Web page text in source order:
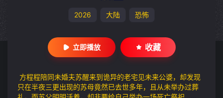
2026 大陆 恐怖
立即播放 收藏
方程程陪同未婚夫苏醒来到诡异的老宅见未来公婆，却发现
只在半夜三更出现的苏母竟然已去世多年，且从未举办过葬